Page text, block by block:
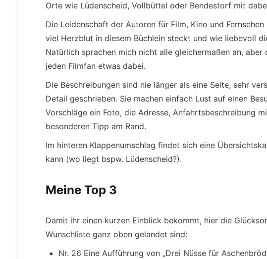
Orte wie Lüdenscheid, Vollbüttel oder Bendestorf mit
Die Leidenschaft der Autoren für Film, Kino und
viel Herzblut in diesem Büchlein steckt und wie liebevoll
Natürlich sprachen mich nicht alle gleichermaßen an,
jeden Filmfan etwas dabei.
Die Beschreibungen sind nie länger als eine Seite, sehr
Detail geschrieben. Sie machen einfach Lust auf einen
Vorschläge ein Foto, die Adresse, Anfahrtsbeschreibung
besonderen Tipp am Rand.
Im hinteren Klappenumschlag findet sich eine
kann (wo liegt bspw. Lüdenscheid?).
Meine Top 3
Damit ihr einen kurzen Einblick bekommt, hier die
Wunschliste ganz oben gelandet sind:
Nr. 26 Eine Aufführung von „Drei Nüsse für